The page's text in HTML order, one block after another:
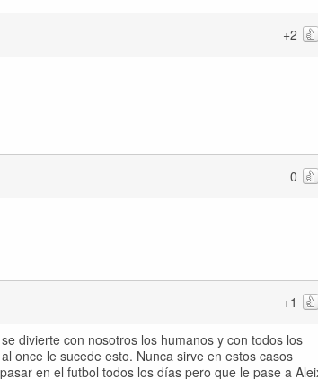
+2
0
+1
divierte con nosotros los humanos y con todos los
once le sucede esto. Nunca sirve en estos casos
en el futbol todos los días pero que le pase a